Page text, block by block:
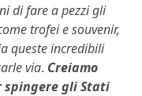
di fare a pezzi gli
trofei e souvenir,
queste incredibili
via. Creiamo
spingere gli Stati